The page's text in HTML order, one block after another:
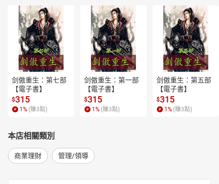
剑傲重生：第七部
【電子書】
$315
1 % (賺3點)
剑傲重生：第一部
【電子書】
$315
1 % (賺3點)
剑傲重生：第五部
【電子書】
$315
1 % (賺3點)
本店相關類別
商業理財 管理/領導